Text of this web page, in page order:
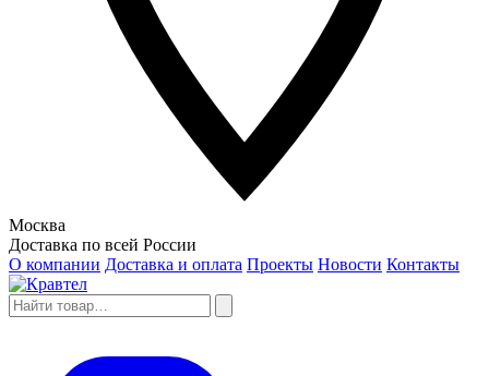
Москва
Доставка по всей России
О компании Доставка и оплата Проекты Новости Контакты